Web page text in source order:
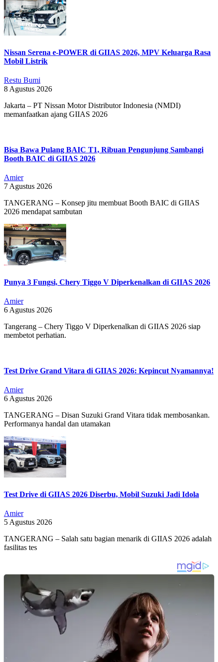
Nissan Serena e-POWER di GIIAS 2026, MPV Keluarga Rasa
Mobil Listrik
Restu Bumi
8 Agustus 2026
Jakarta – PT Nissan Motor Distributor Indonesia (NMDI)
memanfaatkan ajang GIIAS 2026
Bisa Bawa Pulang BAIC T1, Ribuan Pengunjung Sambangi
Booth BAIC di GIIAS 2026
Amier
7 Agustus 2026
TANGERANG – Konsep jitu membuat Booth BAIC di GIIAS
2026 mendapat sambutan
Punya 3 Fungsi, Chery Tiggo V Diperkenalkan di GIIAS 2026
Amier
6 Agustus 2026
Tangerang – Chery Tiggo V Diperkenalkan di GIIAS 2026 siap
membetot perhatian.
Test Drive Grand Vitara di GIIAS 2026: Kepincut Nyamannya!
Amier
6 Agustus 2026
TANGERANG – Disan Suzuki Grand Vitara tidak membosankan.
Performanya handal dan utamakan
Test Drive di GIIAS 2026 Diserbu, Mobil Suzuki Jadi Idola
Amier
5 Agustus 2026
TANGERANG – Salah satu bagian menarik di GIIAS 2026 adalah
fasilitas tes